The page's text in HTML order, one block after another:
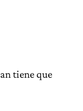
tiene que